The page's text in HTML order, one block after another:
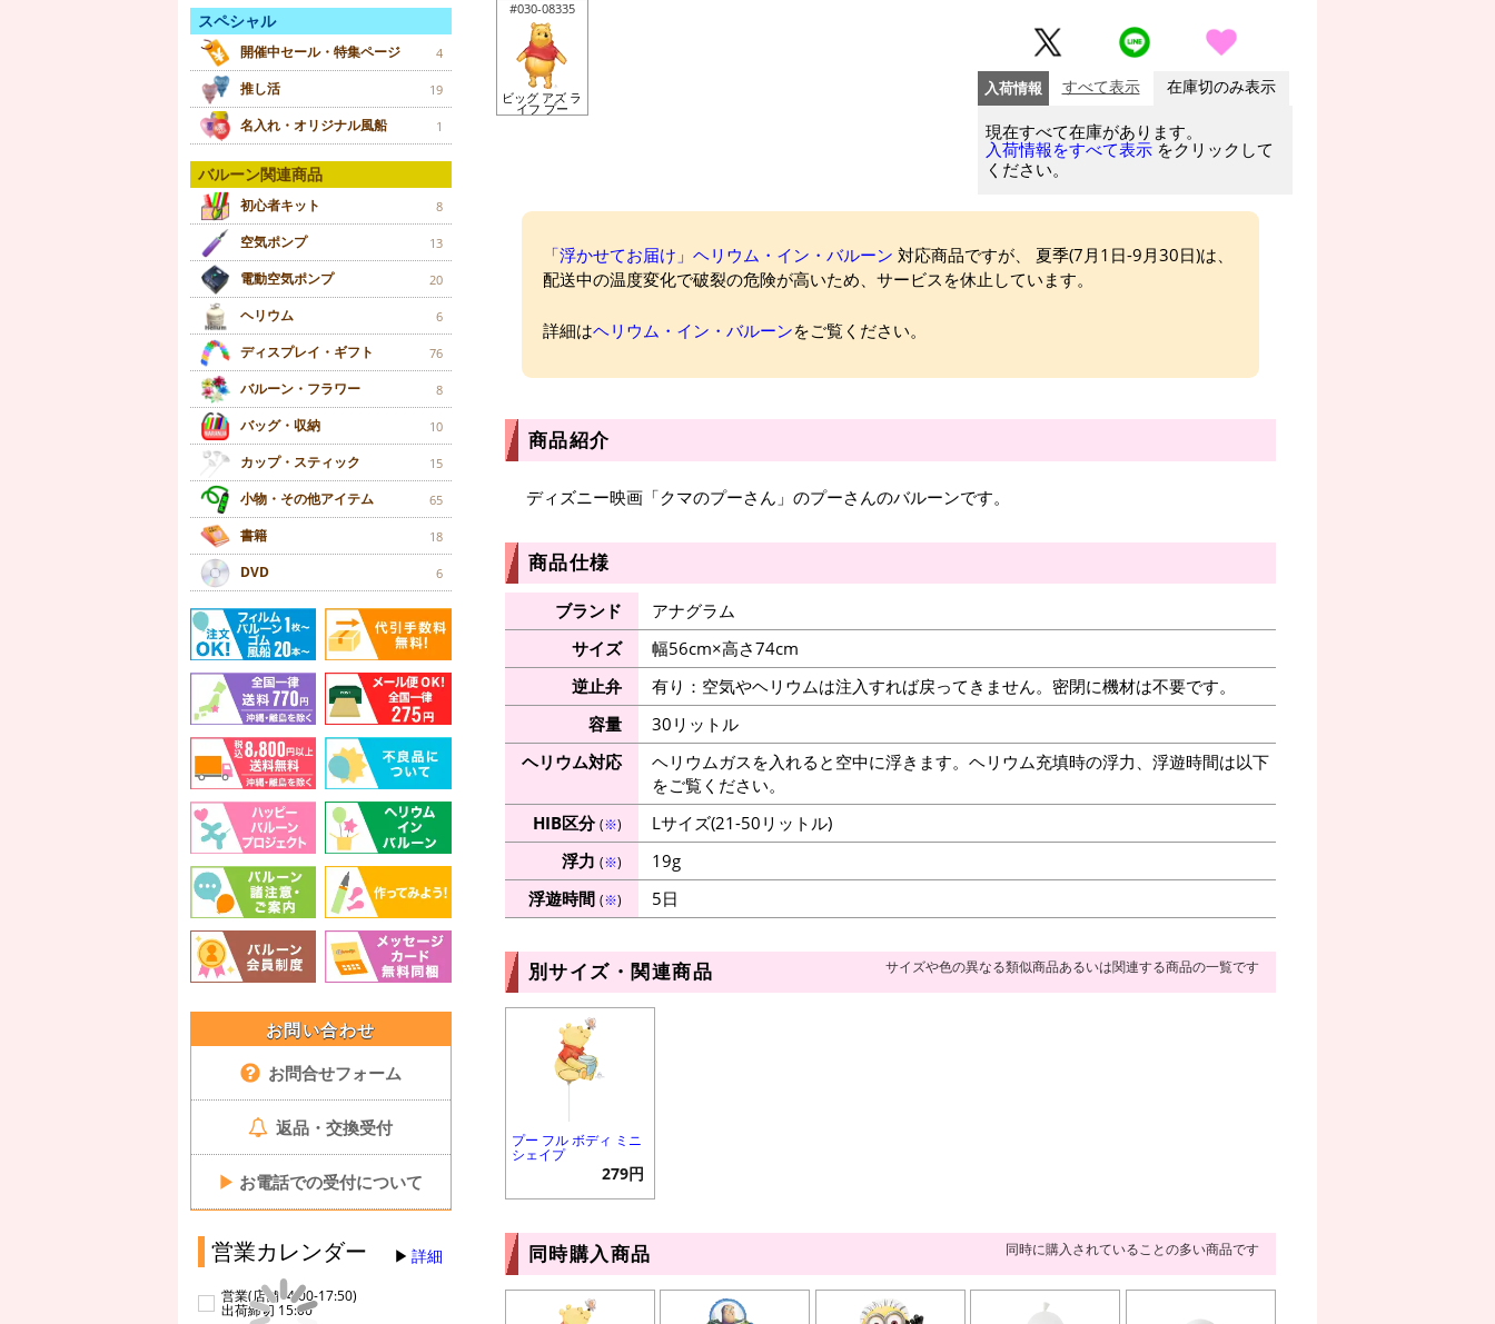
スペシャル
開催中セール・特集ページ 4
推し活 19
名入れ・オリジナル風船 1
バルーン関連商品
初心者キット 8
空気ポンプ 13
電動空気ポンプ 20
ヘリウム 6
ディスプレイ・ギフト 76
バルーン・フラワー 8
バッグ・収納 10
カップ・スティック 15
小物・その他アイテム 65
書籍 18
DVD 6
お問い合わせ
お問合せフォーム
返品・交換受付
▶ お電話での受付について
営業カレンダー 詳細
営業(店舗14:00-17:50)
出荷締切 15:00
#030-08335
ビッグ アズ ラ
イフ プー
入荷情報 すべて表示 在庫切のみ表示
現在すべて在庫があります。
入荷情報をすべて表示 をクリックして
ください。
「浮かせてお届け」ヘリウム・イン・バルーン 対応商品ですが、 夏季(7月1日-9月30日)は、
配送中の温度変化で破裂の危険が高いため、サービスを休止しています。
詳細はヘリウム・イン・バルーンをご覧ください。
商品紹介
ディズニー映画「クマのプーさん」のプーさんのバルーンです。
商品仕様
ブランド
アナグラム
サイズ
幅56cm×高さ74cm
逆止弁
有り：空気やヘリウムは注入すれば戻ってきません。密閉に機材は不要です。
容量
30リットル
ヘリウム対応
ヘリウムガスを入れると空中に浮きます。ヘリウム充填時の浮力、浮遊時間は以下
をご覧ください。
HIB区分(※)
Lサイズ(21-50リットル)
浮力 (※)
19g
浮遊時間 (※) 5日
別サイズ・関連商品 サイズや色の異なる類似商品あるいは関連する商品の一覧です
プー フル ボディ ミニ
シェイプ
279円
同時購入商品 同時に購入されていることの多い商品です